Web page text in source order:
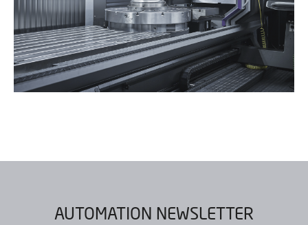
AUTOMATION NEWSLETTER